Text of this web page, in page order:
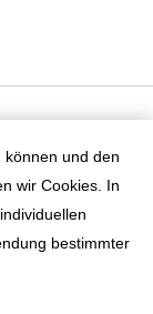
können und den
wir Cookies. In
bestimmter